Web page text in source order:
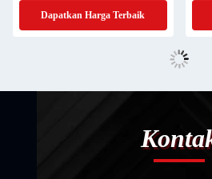
Dapatkan Harga Terbaik